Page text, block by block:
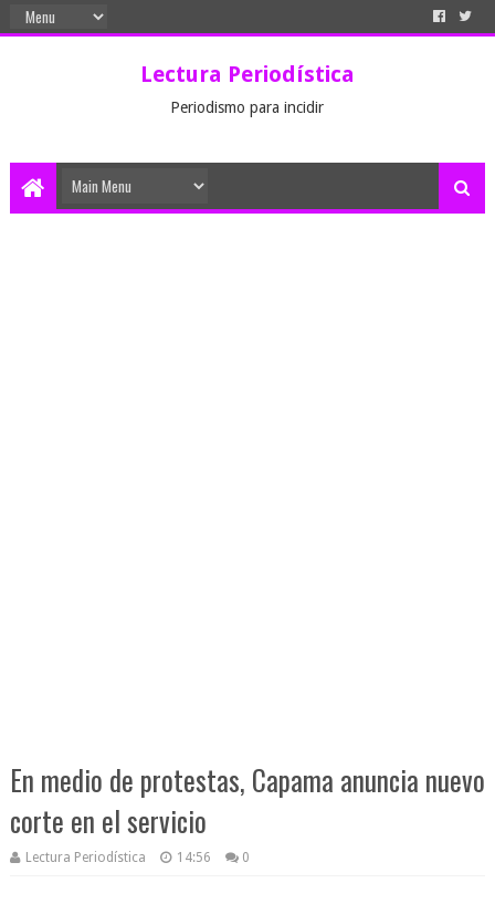
Lectura Periodística
Periodismo para incidir
En medio de protestas, Capama anuncia nuevo
corte en el servicio
Lectura Periodística 14:56 0